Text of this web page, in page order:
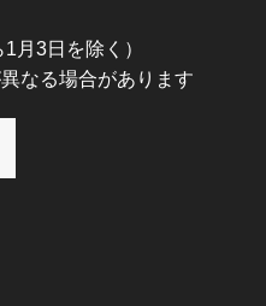
月3日を除く）
なる場合があります